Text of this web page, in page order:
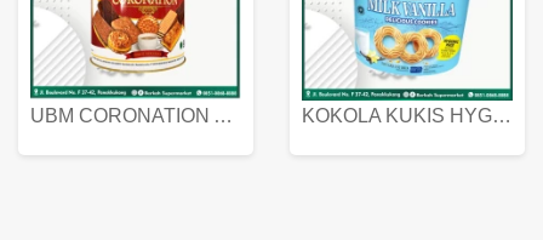
UBM CORONATION ASSORTED BISKUIT KALENG 450 GRAM KOKOLA KUKIS HYGIENIC MILK VANILLA PACK 320 GR